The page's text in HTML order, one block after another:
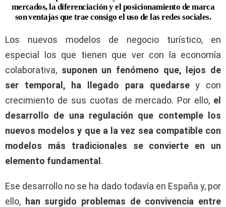
mercados, la diferenciación y el posicionamiento de marca
son ventajas que trae consigo el uso de las redes sociales.
Los nuevos modelos de negocio turístico, en
especial los que tienen que ver con la economía
colaborativa, suponen un fenómeno que, lejos de
ser temporal, ha llegado para quedarsey con
crecimiento de sus cuotas de mercado. Por ello, el
desarrollo de una regulación que contemple los
nuevos modelos y que a la vez sea compatible con
modelos más tradicionales se convierte en un
elemento fundamental .
Ese desarrollo no se ha dado todavía en España y, por
ello, han surgido problemas de convivencia entre